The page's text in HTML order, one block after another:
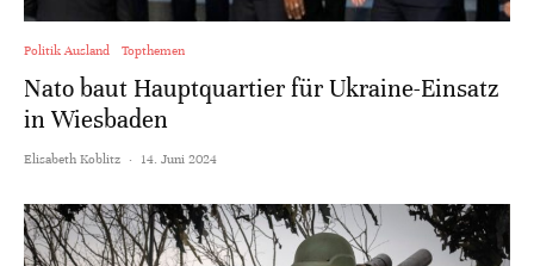
Politik Ausland Topthemen
Nato baut Hauptquartier für Ukraine-Einsatz
in Wiesbaden
Elisabeth Koblitz · 14. Juni 2024